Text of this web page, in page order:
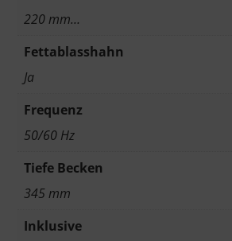
220 mm…
Fettablasshahn
Ja
Frequenz
50/60 Hz
Tiefe Becken
345 mm
Inklusive